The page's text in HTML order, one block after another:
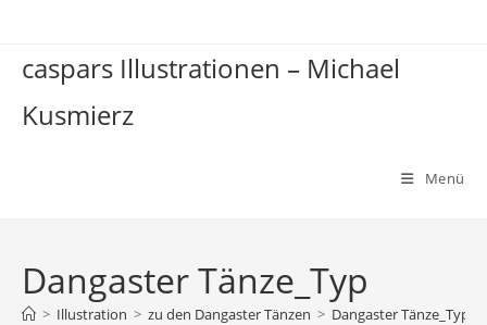
springen
caspars Illustrationen – Michael
Kusmierz
Menü
Dangaster Tänze_Typ
> Illustration > zu den Dangaster Tänzen > Dangaster Tänze_Typ